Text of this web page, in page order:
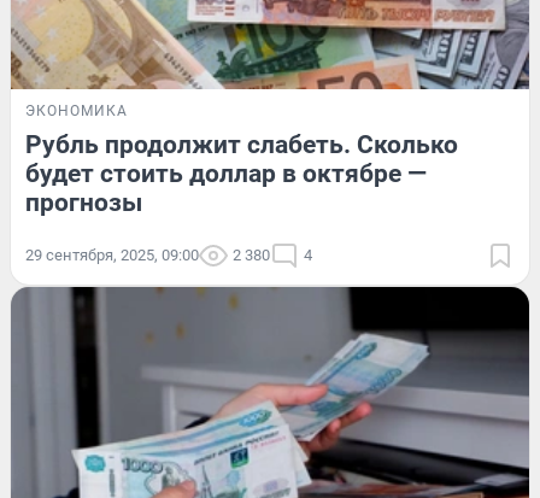
ЭКОНОМИКА
Рубль продолжит слабеть. Сколько
будет стоить доллар в октябре —
прогнозы
29 сентября, 2025, 09:00 2 380 4